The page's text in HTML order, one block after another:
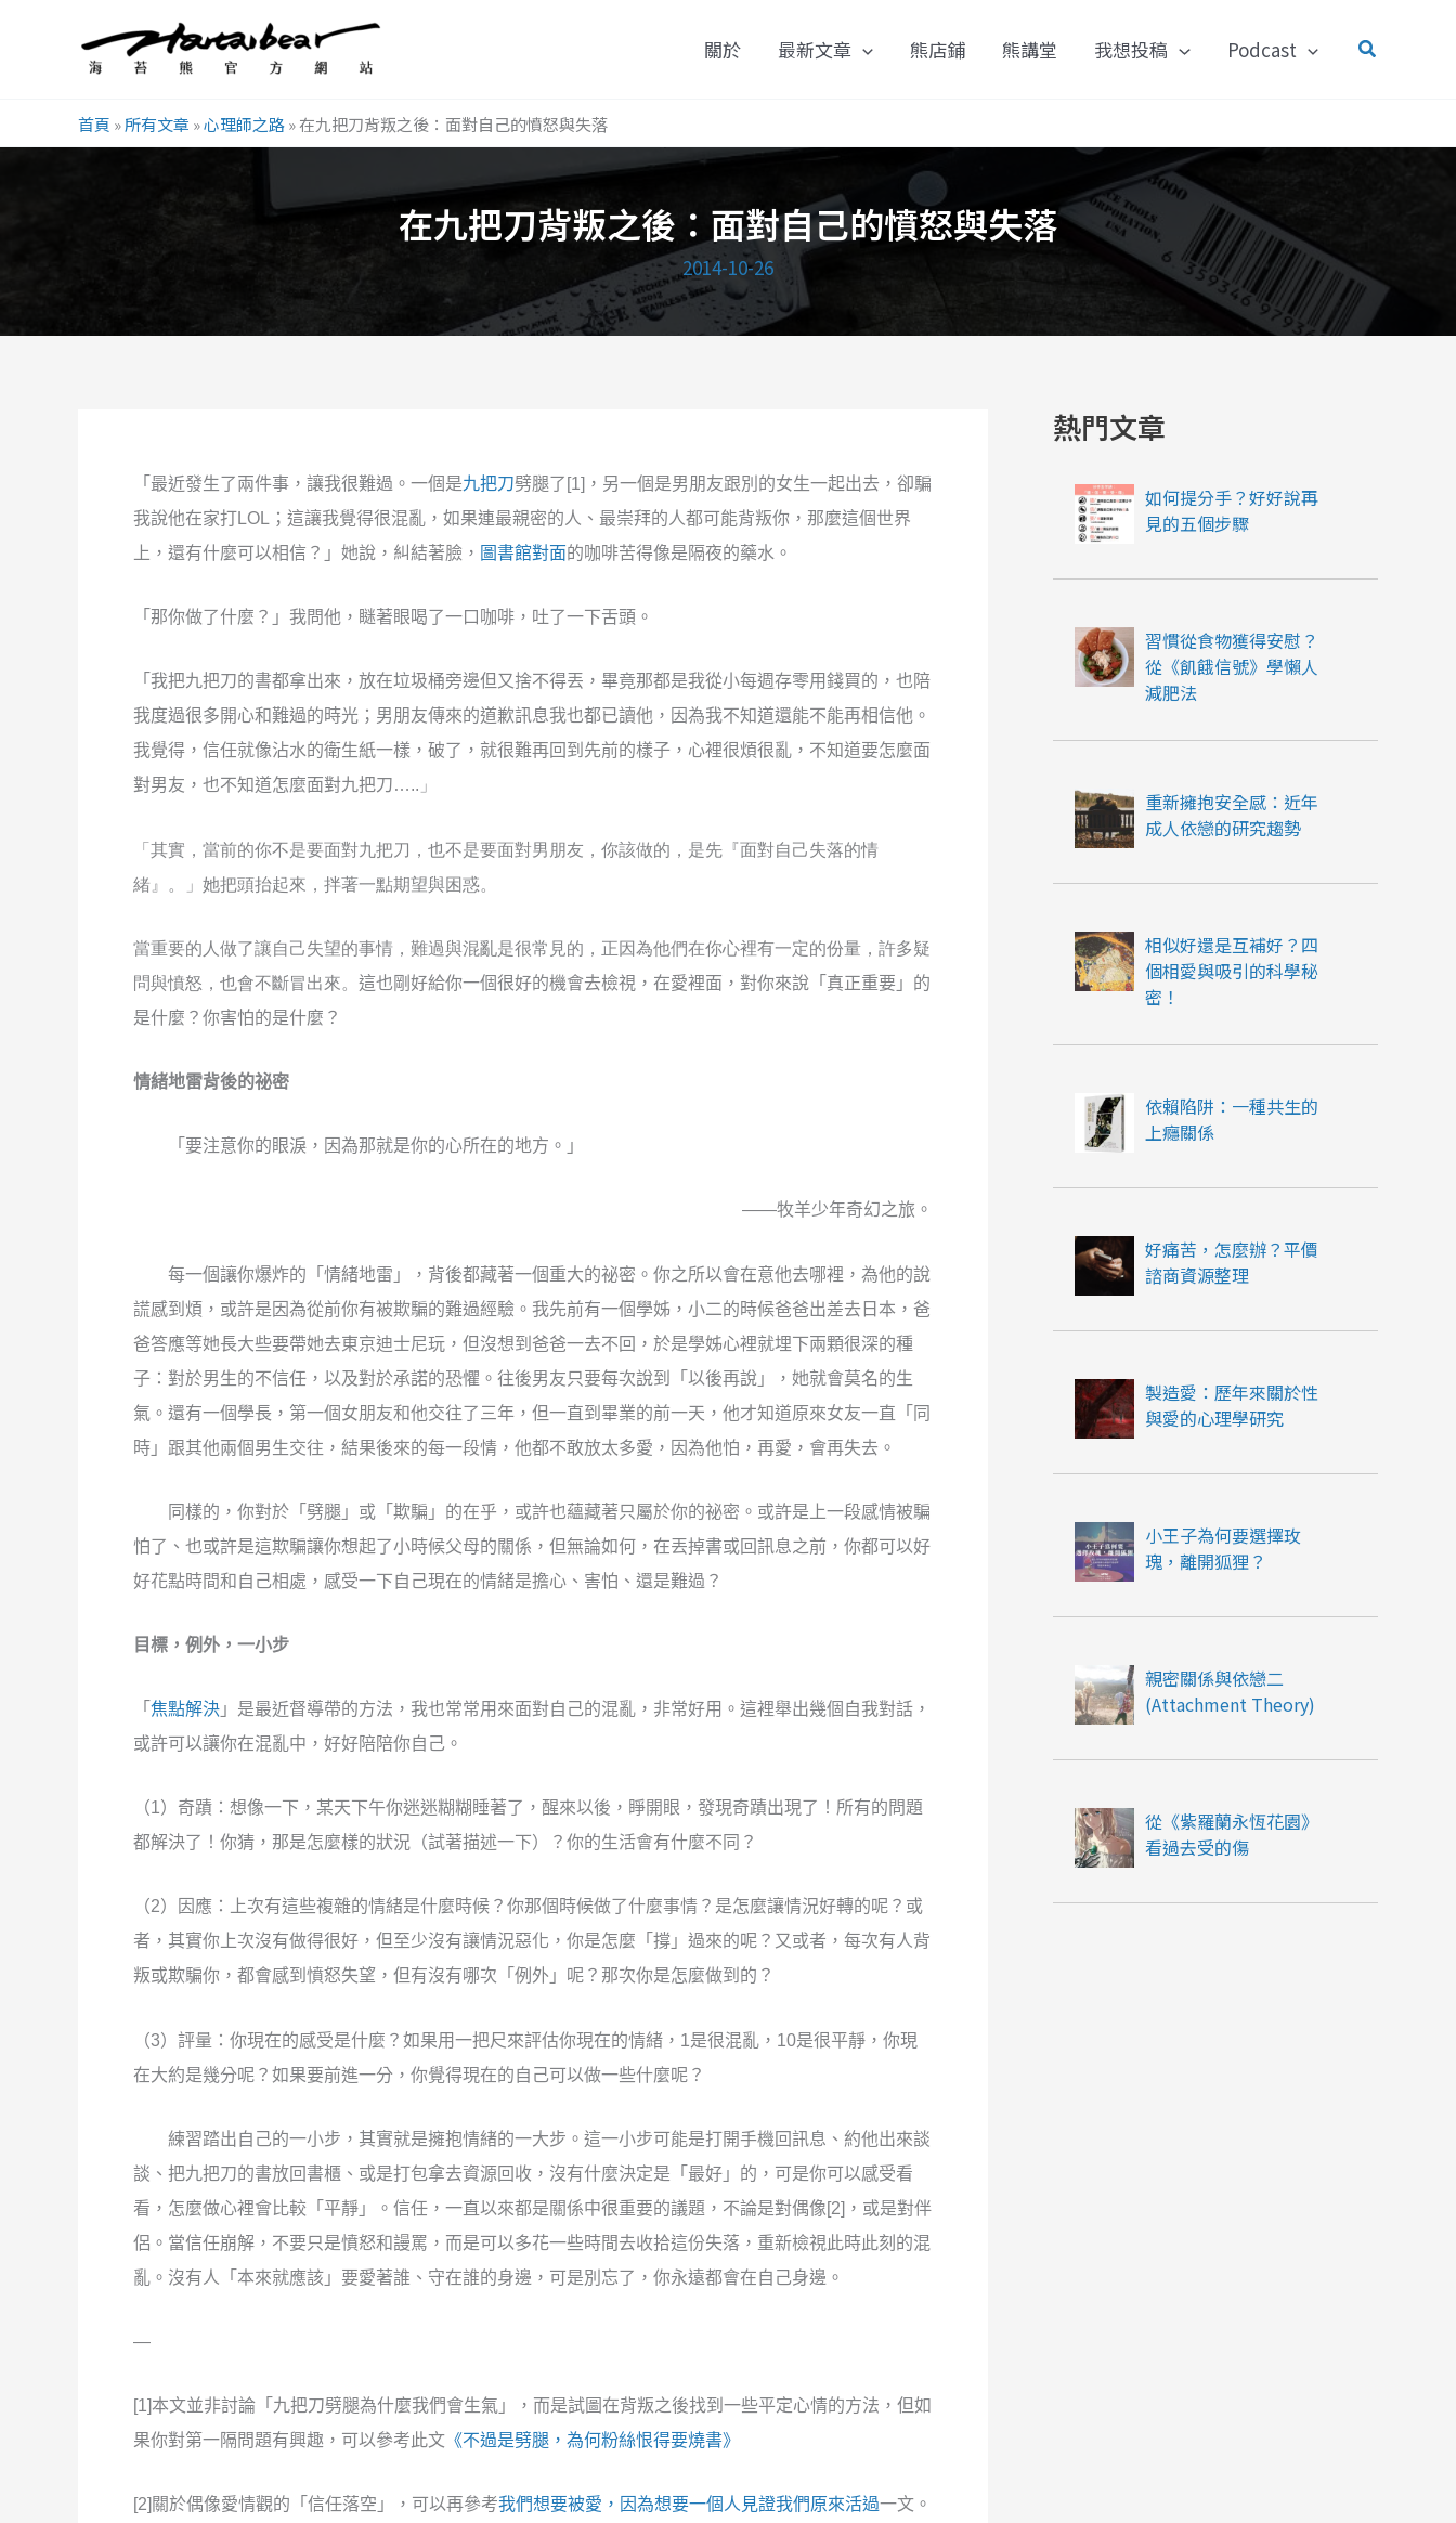
內
關於 最新文章 熊店鋪 熊講堂 我想投稿 Podcast
搜
首頁 »所有文章 »心理師之路»在九把刀背叛之後：面對自己的憤怒與失落
在九把刀背叛之後：面對自己的憤怒與失落
2014-10-26
「最近發生了兩件事，讓我很難過。一個是九把刀劈腿了[1]，另一個是男朋友跟別的女生一起出去，卻騙
我說他在家打LOL ；這讓我覺得很混亂，如果連最親密的人、最崇拜的人都可能背叛你，那麼這個世界
上，還有什麼可以相信？」她說，糾結著臉， 圖書館對面的咖啡苦得像是隔夜的藥水。
「那你做了什麼？」我問他，瞇著眼喝了一口咖啡，吐了一下舌頭。
「我把九把刀的書都拿出來，放在垃圾桶旁邊但又捨不得丟，畢竟那都是我從小每週存零用錢買的，也陪
我度過很多開心和難過的時光；男朋友傳來的道歉訊息我也都已讀他，因為我不知道還能不能再相信他。
我覺得，信任就像沾水的衛生紙一樣，破了，就很難再回到先前的樣子，心裡很煩很亂，不知道要怎麼面
對男友，也不知道怎麼面對九把刀…..」
「其實，當前的你不是要面對九把刀，也不是要面對男朋友，你該做的，是先『面對自己失落的情
緒』。」她把頭抬起來，拌著一點期望與困惑。
當重要的人做了讓自己失望的事情，難過與混亂是很常見的，正因為他們在你心裡有一定的份量，許多疑
問與憤怒，也會不斷冒出來。 這也剛好給你一個很好的機會去檢視，在愛裡面，對你來說「真正重要」的
是什麼？你害怕的是什麼？
情緒地雷背後的祕密
「要注意你的眼淚，因為那就是你的心所在的地方。」
——牧羊少年奇幻之旅。
每一個讓你爆炸的「情緒地雷」，背後都藏著一個重大的祕密。你之所以會在意他去哪裡，為他的說
謊感到煩，或許是因為從前你有被欺騙的難過經驗。我先前有一個學姊，小二的時候爸爸出差去日本，爸
爸答應等她長大些要帶她去東京迪士尼玩，但沒想到爸爸一去不回，於是學姊心裡就埋下兩顆很深的種
子：對於男生的不信任，以及對於承諾的恐懼。往後男友只要每次說到「以後再說」，她就會莫名的生
氣。還有一個學長，第一個女朋友和他交往了三年，但一直到畢業的前一天，他才知道原來女友一直「同
時」跟其他兩個男生交往，結果後來的每一段情，他都不敢放太多愛，因為他怕，再愛，會再失去。
同樣的，你對於「劈腿」或「欺騙」的在乎，或許也蘊藏著只屬於你的祕密。或許是上一段感情被騙
怕了、也或許是這欺騙讓你想起了小時候父母的關係，但無論如何，在丟掉書或回訊息之前，你都可以好
好花點時間和自己相處，感受一下自己現在的情緒是擔心、害怕、還是難過？
目標，例外，一小步
「 焦點解決 」是最近督導帶的方法，我也常常用來面對自己的混亂，非常好用。這裡舉出幾個自我對話，
或許可以讓你在混亂中，好好陪陪你自己。
（1）奇蹟：想像一下，某天下午你迷迷糊糊睡著了，醒來以後，睜開眼，發現奇蹟出現了！所有的問題
都解決了！你猜，那是怎麼樣的狀況（試著描述一下）？你的生活會有什麼不同？
（2）因應：上次有這些複雜的情緒是什麼時候？你那個時候做了什麼事情？是怎麼讓情況好轉的呢？或
者，其實你上次沒有做得很好，但至少沒有讓情況惡化，你是怎麼「撐」過來的呢？又或者，每次有人背
叛或欺騙你，都會感到憤怒失望，但有沒有哪次「例外」呢？那次你是怎麼做到的？
（3）評量：你現在的感受是什麼？如果用一把尺來評估你現在的情緒，1是很混亂，10是很平靜，你現
在大約是幾分呢？如果要前進一分，你覺得現在的自己可以做一些什麼呢？
練習踏出自己的一小步，其實就是擁抱情緒的一大步。這一小步可能是打開手機回訊息、約他出來談
談、把九把刀的書放回書櫃、或是打包拿去資源回收，沒有什麼決定是「最好」的，可是你可以感受看
看，怎麼做心裡會比較「平靜」。信任，一直以來都是關係中很重要的議題，不論是對偶像[2]，或是對伴
侶。當信任崩解，不要只是憤怒和謾罵，而是可以多花一些時間去收拾這份失落，重新檢視此時此刻的混
亂。沒有人「本來就應該」要愛著誰、守在誰的身邊，可是別忘了，你永遠都會在自己身邊。
—
[1]本文並非討論「九把刀劈腿為什麼我們會生氣」，而是試圖在背叛之後找到一些平定心情的方法，但如
果你對第一隔問題有興趣，可以參考此文 《不過是劈腿，為何粉絲恨得要燒書》
[2]關於偶像愛情觀的「信任落空」，可以再參考我們想要被愛，因為想要一個人見證我們原來活過一文。
熱門文章
如何提分手？好好說再
見的五個步驟
習慣從食物獲得安慰？
從《飢餓信號》學懶人
減肥法
重新擁抱安全感：近年
成人依戀的研究趨勢
相似好還是互補好？四
個相愛與吸引的科學秘
密！
依賴陷阱：一種共生的
上癮關係
好痛苦，怎麼辦？平價
諮商資源整理
製造愛：歷年來關於性
與愛的心理學研究
小王子為何要選擇玫
瑰，離開狐狸？
親密關係與依戀二
(Attachment Theory)
從《紫羅蘭永恆花園》
看過去受的傷